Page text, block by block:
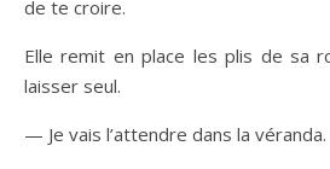
de te croire.
Elle remit en place les plis de sa
laisser seul.
— Je vais l’attendre dans la véranda.